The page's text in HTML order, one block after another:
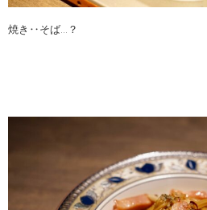
焼き‥そば…？